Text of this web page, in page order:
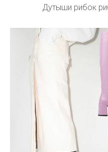
Дутыши рибок